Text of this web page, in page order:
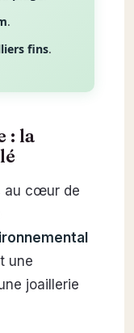
.
fins.
: la
au cœur de
une
joaillerie